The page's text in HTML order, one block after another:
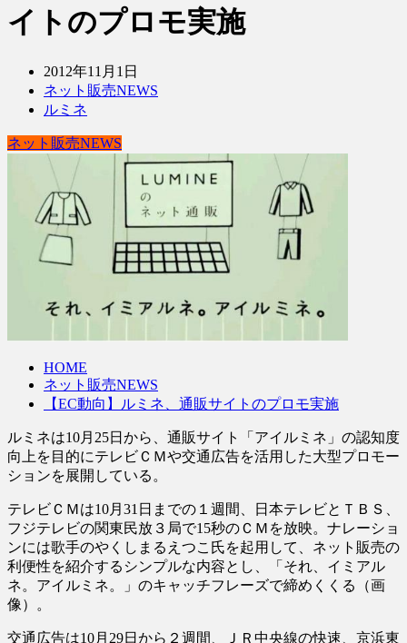
イトのプロモ実施
2012年11月1日
ネット販売NEWS
ルミネ
ネット販売NEWS
HOME
ネット販売NEWS
【EC動向】ルミネ、通販サイトのプロモ実施
ルミネは10月25日から、通販サイト「アイルミネ」の認知度
向上を目的にテレビＣＭや交通広告を活用した大型プロモー
ションを展開している。
テレビＣＭは10月31日までの１週間、日本テレビとＴＢＳ、
フジテレビの関東民放３局で15秒のＣＭを放映。ナレーショ
ンには歌手のやくしまるえつこ氏を起用して、ネット販売の
利便性を紹介するシンプルな内容とし、「それ、イミアル
ネ。アイルミネ。」のキャッチフレーズで締めくくる（画
像）。
交通広告は10月29日から２週間、ＪＲ中央線の快速、京浜東